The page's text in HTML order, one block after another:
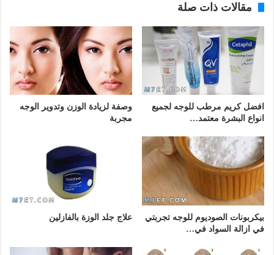
مقالات ذات صلة
افضل كريم مرطب للوجه لجميع
انواع البشرة معتمد…
وصفة لزيادة الوزن وتدوير الوجه
مجربة
بيكربونات الصوديوم للوجه تجربتي
في ازالة السواد في…
علاج جلد الوزة بالفازلين